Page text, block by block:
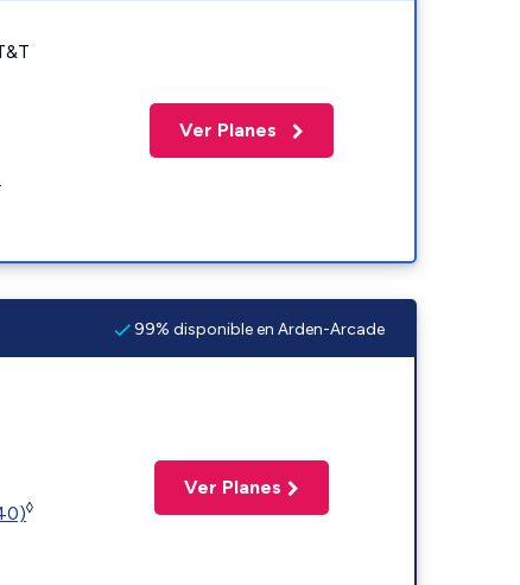
Ver Planes
99% disponible en Arden-Arcade
◊
Ver Planes